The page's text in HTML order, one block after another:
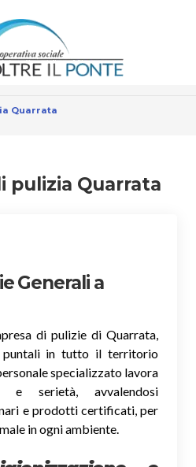
Quarrata
pulizia Quarrata
Generali a
di pulizie di Quarrata,
puntali in tutto il territorio
specializzato lavora
e serietà, avvalendosi
e prodotti certificati, per
in ogni ambiente.